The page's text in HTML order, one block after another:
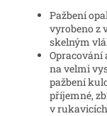
Pažbení
vyrobeno z
skelným
Opracování
na velmi
pažbení
příjemné,
v